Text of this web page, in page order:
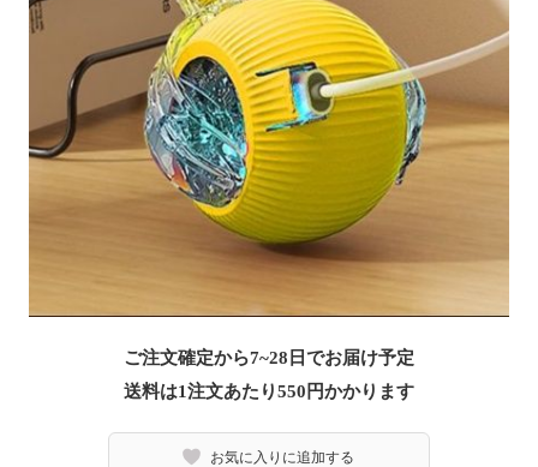
ご注文確定から7~28日でお届け予定
送料は1注文あたり550 円かかります
お気に入りに追加する